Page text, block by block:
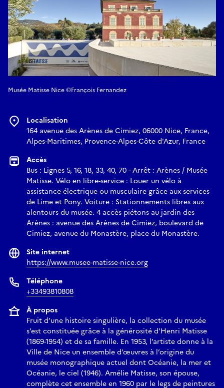
Musée Matisse Nice ©François Fernandez
Localisation
164 avenue des Arènes de Cimiez, 06000 Nice, France,
Alpes-Maritimes, Provence-Alpes-Côte d'Azur, France
Accès
Bus : Lignes 5, 16, 18, 33, 40, 70 - Arrêt : Arènes / Musée
Matisse. Vélo en libre-service : Louer un vélo à
assistance électrique ou musculaire grâce aux services
de Lime et Pony. Voiture : Stationnements libres aux
alentours du musée. 4 accès piétons au jardin des
Arènes : avenue des Arènes de Cimiez, boulevard de
Cimiez, avenue du Monastère, place du Monastère.
Site internet
https://www.musee-matisse-nice.org
Téléphone
+33493810808
À propos
Fruit d’une histoire singulière, la collection du musée
s’est constituée grâce à la générosité d’Henri Matisse
(1869-1954) et de sa famille. En 1953, l’artiste donne à la
Ville de Nice un ensemble d’œuvres à l’origine du
musée monographique actuel dont Océanie, la mer et
Océanie, le ciel (1946). Amélie Matisse, son épouse,
complète cet ensemble en 1960 par le legs de peintures